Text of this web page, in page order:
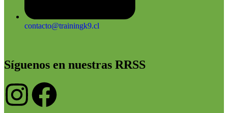
contacto@trainingk9.cl
Síguenos en nuestras RRSS